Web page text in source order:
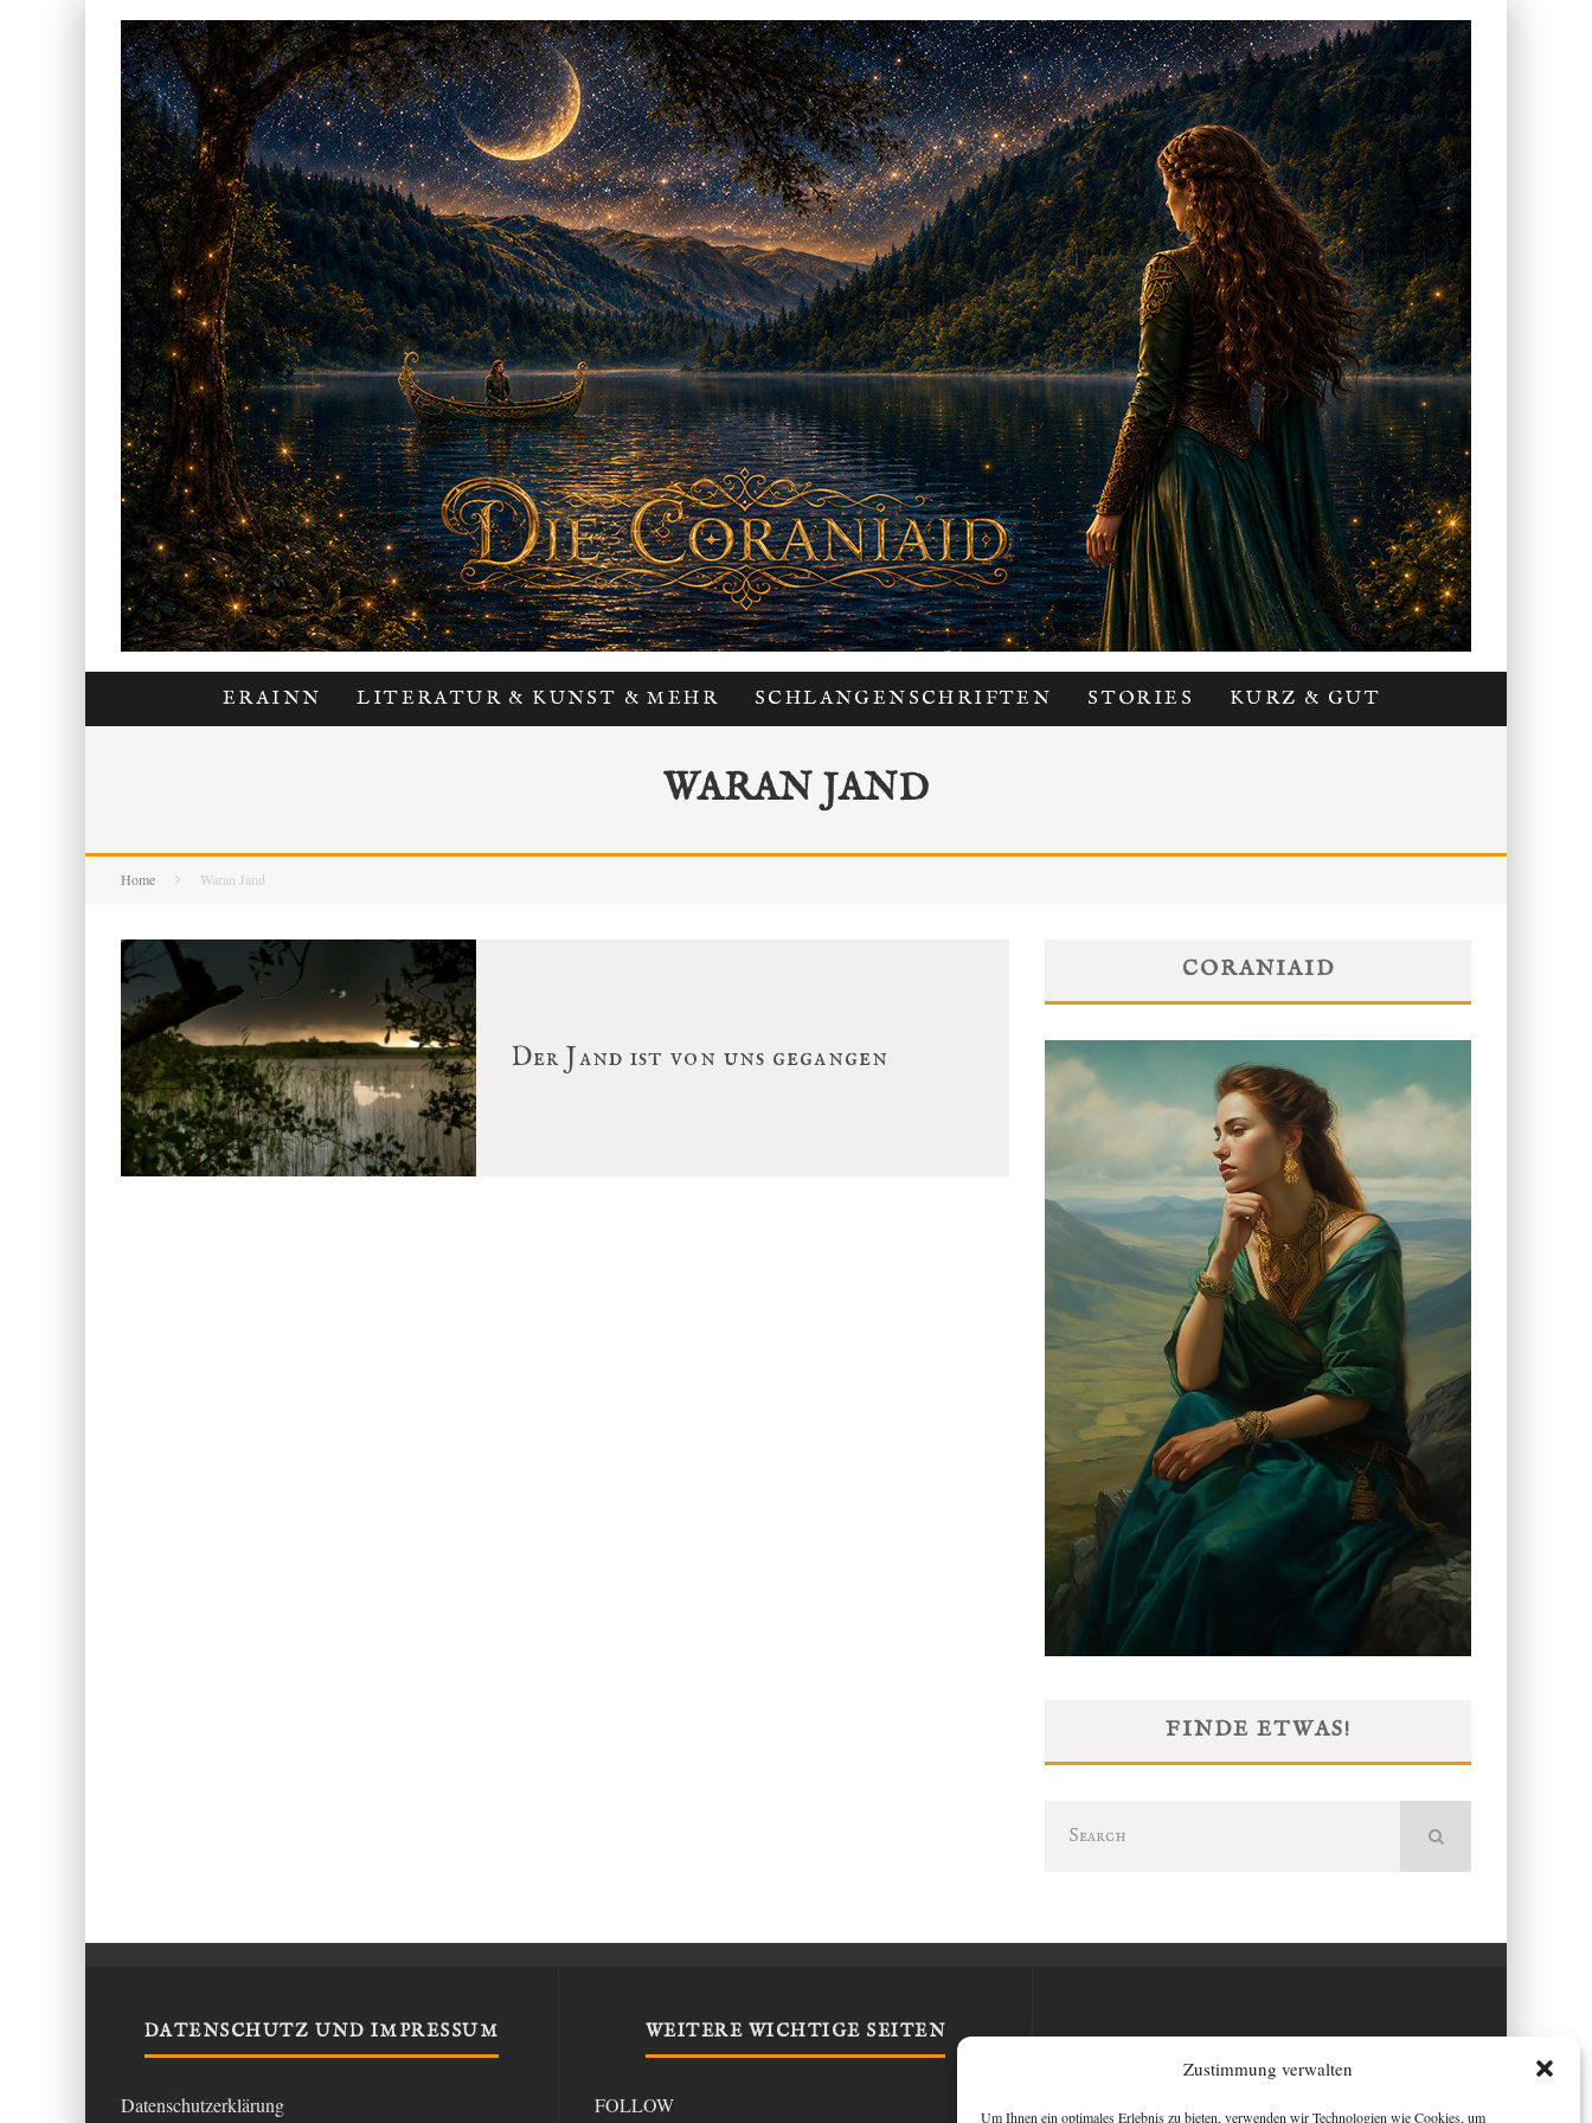
Zustimmung verwalten
Um Ihnen ein optimales Erlebnis zu bieten, verwenden wir Technologien wie Cookies, um
ERAINN LITERATUR & KUNST & MEHR SCHLANGENSCHRIFTEN STORIES KURZ & GUT
WARAN JAND
Home Waran Jand
Der Jand ist von uns gegangen
CORANIAID
FINDE ETWAS!
DATENSCHUTZ UND IMPRESSUM
Datenschutzerklärung
WEITERE WICHTIGE SEITEN
FOLLOW